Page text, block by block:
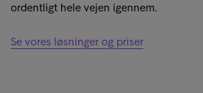
ordentligt hele vejen igennem.
Se vores løsninger og priser